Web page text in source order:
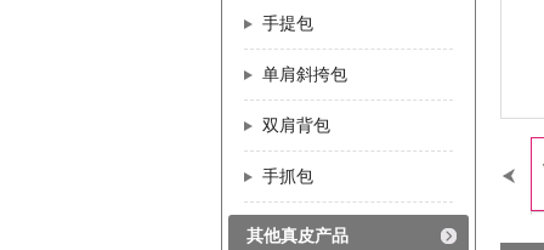
手提包
单肩斜挎包
双肩背包
手抓包
其他真皮产品